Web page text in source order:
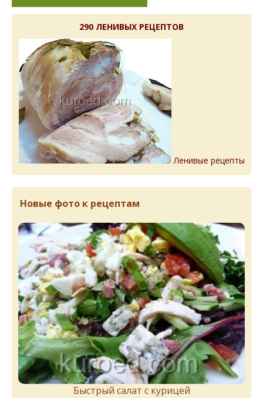
290 ЛЕНИВЫХ РЕЦЕПТОВ
Ленивые рецепты
Новые фото к рецептам
Быстрый салат с курицей